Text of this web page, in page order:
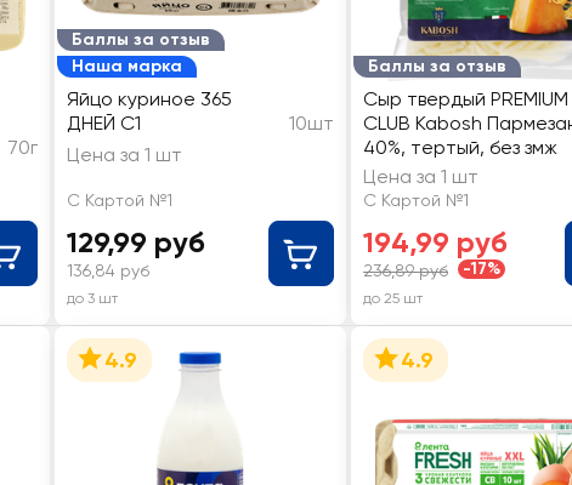
70г
Баллы за отзыв
Наша марка
Яйцо куриное 365
ДНЕЙ С1
10шт
Цена за 1 шт
С Картой №1
129,99 руб
136,84 руб
до 3 шт
Баллы за отзыв
Сыр твердый PREMIUM
CLUB Kabosh
40%, тертый, без змж
Цена за 1 шт
С Картой №1
194,99 руб
236,89 руб -17%
до 25 шт
4.9 4.9